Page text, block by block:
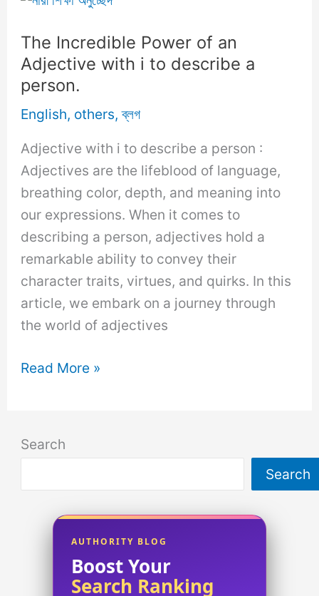
Need
to
Know
About
Adjective
in
English
Grammar.
The Incredible Power of an
Adjective with i to describe a
person.
English, others,ব্লগ
Adjective with i to describe a person :
Adjectives are the lifeblood of language,
breathing color, depth, and meaning into
our expressions. When it comes to
describing a person, adjectives hold a
remarkable ability to convey their
character traits, virtues, and quirks. In this
article, we embark on a journey through
the world of adjectives
The
an
describe
Read More »
Search
Search
AUTHORITY BLOG
Boost Your
Search Ranking